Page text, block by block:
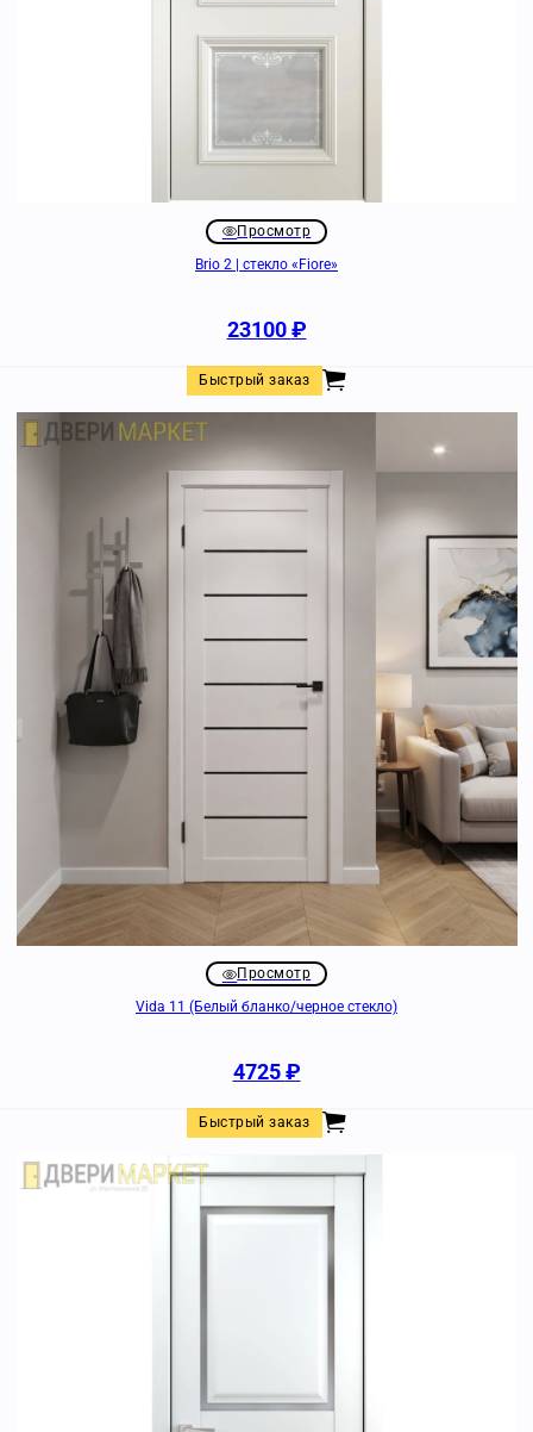
Просмотр
Brio 2 | стекло «Fiore»
23100₽
Быстрый заказ
Просмотр
Vida 11 (Белый бланко/черное стекло)
4725₽
Быстрый заказ